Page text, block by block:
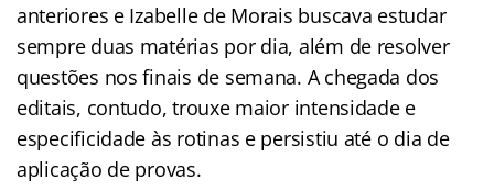
anteriores e Izabelle de Morais buscava estudar
sempre duas matérias por dia, além de resolver
questões nos finais de semana. A chegada dos
editais, contudo, trouxe maior intensidade e
especificidade às rotinas e persistiu até o dia de
aplicação de provas.